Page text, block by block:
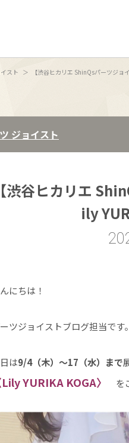
スト 【渋谷ヒカリエ ShinQsパーツジョ
ジョイスト
【渋谷ヒカリエ
ily
にちは！
ツジョイストブログ担当です。
は9/4（木）～17（水）まで
Lily YURIKA KOGA〉 を